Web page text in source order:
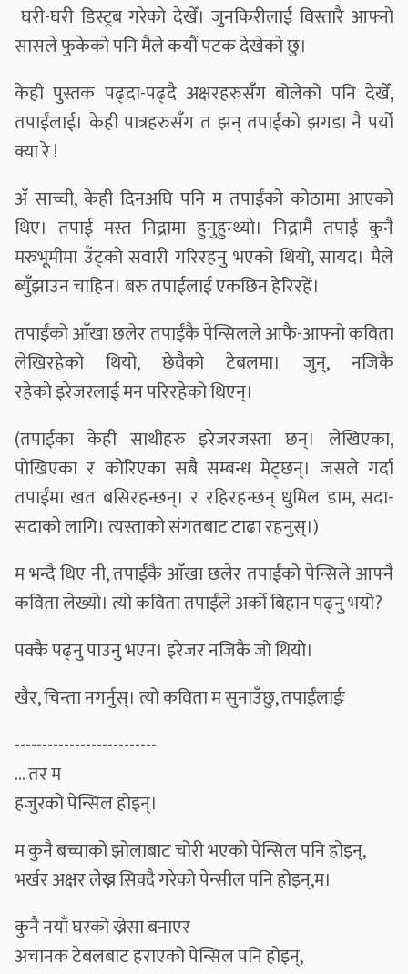
घरी-घरी डिस्ट्रब गरेकाे देखेँ। जुनकिरीलाई विस्तारै आफ्नाे
सासले फुकेकाे पनि मैले कयाैं पटक देखेकाे छु।
केही पुस्तक पढ्दा-पढ्दै अक्षरहरुसँग बोलेको पनि देखेँ,
तपाईंलाई। केही पात्रहरुसँग त झन् तपाईंको झगडा नै पर्यो
क्या रे !
अँ साच्ची, केही दिनअघि पनि म तपाईंको कोठामा आएको
थिए। तपाई मस्त निद्रामा हुनुहुन्थ्याे। निद्रामै तपाई कुनै
मरुभूमीमा उँट्काे सवारी गरिरहनु भएको थियो, सायद। मैले
ब्युँझाउन चाहिन। बरु तपाईंलाई एकछिन हेरिरहें।
तपाईंको आँखा छलेर तपाईंकै पेन्सिलले आफै-आफ्नो कविता
लेखिरहेको थियो, छेवैको टेबलमा। जुन्, नजिकै
रहेकाे इरेजरलाई मन परिरहेको थिएन्।
(तपाईका केही साथीहरु इरेजरजस्ता छन्। लेखिएका,
पोखिएका र कोरिएका सबै सम्बन्ध मेट्छन्। जसले गर्दा
तपाईंमा खत बसिरहन्छन्। र रहिरहन्छन् धुमिल डाम, सदा-
सदाको लागि। त्यस्ताको संगतबाट टाढा रहनुस्।)
म भन्दै थिए नी, तपाईंकै आँखा छलेर तपाईंको पेन्सिले आफ्नै
कविता लेख्यो। त्यो कविता तपाईंले अर्को बिहान पढ्नु भयो?
पक्कै पढ्नु पाउनु भएन। इरेजर नजिकै जो थियो।
खैर, चिन्ता नगर्नुस्। त्यो कविता म सुनाउँछु, तपाईंलाईः
--------------------------
... तर म
हजुरको पेन्सिल होइन्।
म कुनै बच्चाको झोलाबाट चोरी भएको पेन्सिल पनि होइन्,
भर्खर अक्षर लेख्न सिक्दै गरेको पेन्सील पनि होइन्,म।
कुनै नयाँ घरको ख्रेसा बनाएर
अचानक टेबलबाट हराएको पेन्सिल पनि होइन्,